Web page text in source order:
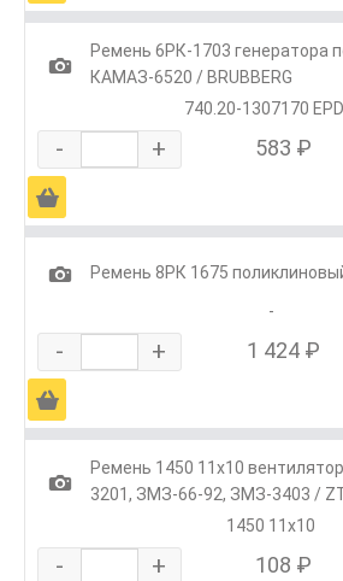
1
Ремень 6РК-1703 генератора
КАМАЗ-6520 / BRUBBERG
740.20-1307170
- + 583 ₽
Ä
1
Ремень 8РК 1675
-
- + 1 424 ₽
Ä
1
Ремень 1450 11х10
3201, ЗМЗ-66-92, ЗМЗ-3403 /
1450 11х10
- + 108 ₽